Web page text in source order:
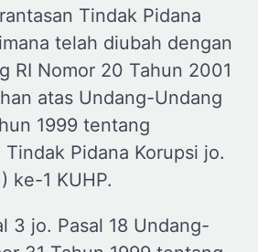
Tindak Pidana
telah diubah dengan
RI Nomor 20 Tahun 2001
atas Undang-Undang
1999 tentang
Pidana Korupsi jo.
ke-1 KUHP.
3 jo. Pasal 18 Undang-